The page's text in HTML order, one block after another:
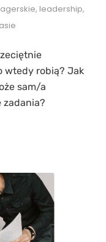
, leadership,
wtedy robią? Jak
sam/a
zadania?